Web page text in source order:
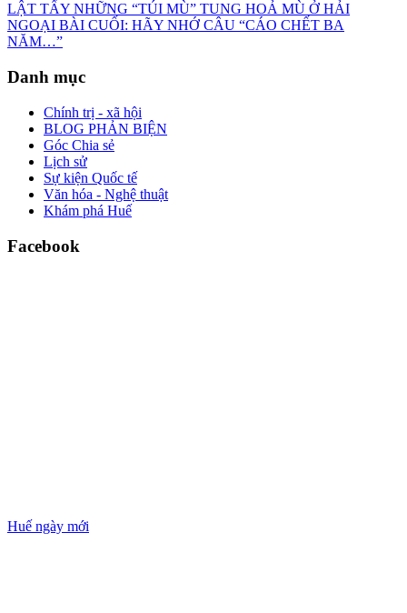
LẬT TẨY NHỮNG “TÚI MÙ” TUNG HOẢ MÙ Ở HẢI
NGOẠI BÀI CUỐI: HÃY NHỚ CÂU “CÁO CHẾT BA
NĂM…”
Danh mục
Chính trị - xã hội
BLOG PHẢN BIỆN
Góc Chia sẻ
Lịch sử
Sự kiện Quốc tế
Văn hóa - Nghệ thuật
Khám phá Huế
Facebook
Huế ngày mới